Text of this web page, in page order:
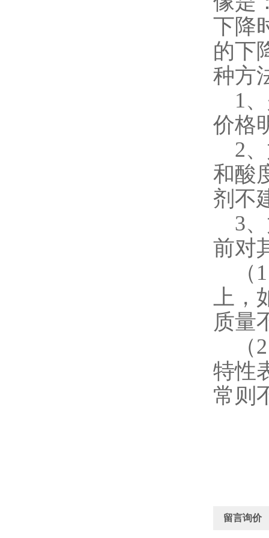
下降
的下
种方
1、
价格
2、
和酸
剂不
3、
前对
（1
上，
质量
（2
特性
常则
留言询价